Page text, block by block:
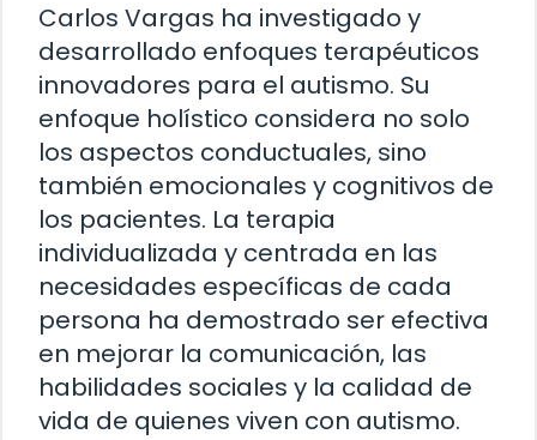
Carlos Vargas ha investigado y
desarrollado enfoques terapéuticos
innovadores para el autismo. Su
enfoque holístico considera no solo
los aspectos conductuales, sino
también emocionales y cognitivos de
los pacientes. La terapia
individualizada y centrada en las
necesidades específicas de cada
persona ha demostrado ser efectiva
en mejorar la comunicación, las
habilidades sociales y la calidad de
vida de quienes viven con autismo.